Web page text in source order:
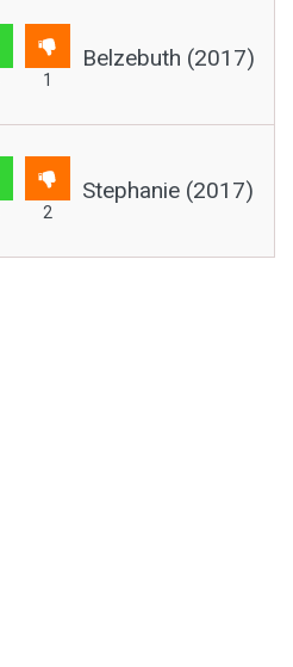
1
Belzebuth (2017)
2
Stephanie (2017)